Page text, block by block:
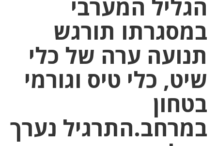
הגליל המערבי
במסגרתו תורגש
תנועה ערה של כלי
שיט, כלי טיס וגורמי
בטחון
במרחב.התרגיל נערך